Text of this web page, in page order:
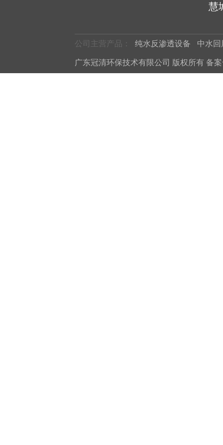
慧
公司主营产品： 纯水反渗透设备 中水回
广东冠清环保技术有限公司 版权所有 备